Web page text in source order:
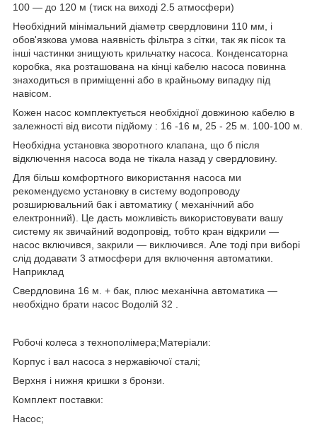
100 ― до 120 м (тиск на виході 2.5 атмосфери)
Необхідний мінімальний діаметр свердловини 110 мм, і
обов'язкова умова наявність фільтра з сітки, так як пісок та
інші частинки знищують крильчатку насоса. Конденсаторна
коробка, яка розташована на кінці кабелю насоса повинна
знаходиться в приміщенні або в крайньому випадку під
навісом.
Кожен насос комплектується необхідної довжиною кабелю в
залежності від висоти підйому : 16 -16 м, 25 - 25 м. 100-100 м.
Необхідна установка зворотного клапана, що б після
відключення насоса вода не тікала назад у свердловину.
Для більш комфортного використання насоса ми
рекомендуємо установку в систему водопроводу
розширювальний бак і автоматику ( механічний або
електронний). Це дасть можливість використовувати вашу
систему як звичайний водопровід, тобто кран відкрили ―
насос включився, закрили ― виключився. Але тоді при виборі
слід додавати 3 атмосфери для включення автоматики.
Наприклад
Свердловина 16 м. + бак, плюс механічна автоматика ―
необхідно брати насос Водолій 32 .
Робочі колеса з технополімера;Матеріали:
Корпус і вал насоса з нержавіючої сталі;
Верхня і нижня кришки з бронзи.
Комплект поставки:
Насос;